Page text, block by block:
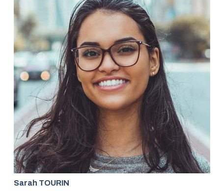
Sarah TOURIN